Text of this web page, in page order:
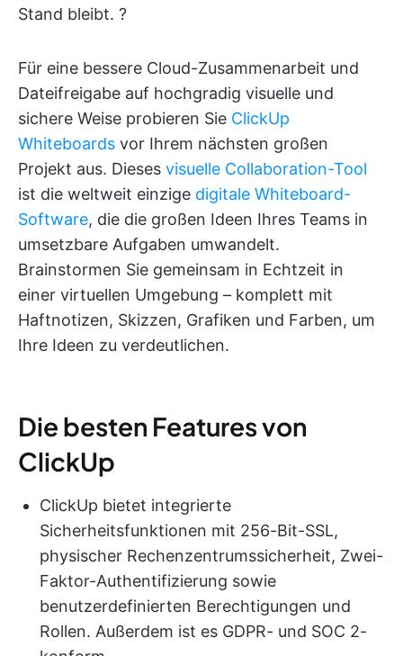
Stand bleibt. ?
Für eine bessere Cloud-Zusammenarbeit und
Dateifreigabe auf hochgradig visuelle und
sichere Weise probieren Sie ClickUp
Whiteboards vor Ihrem nächsten großen
Projekt aus. Dieses visuelle Collaboration-Tool
ist die weltweit einzige digitale Whiteboard-
Software, die die großen Ideen Ihres Teams in
umsetzbare Aufgaben umwandelt.
Brainstormen Sie gemeinsam in Echtzeit in
einer virtuellen Umgebung – komplett mit
Haftnotizen, Skizzen, Grafiken und Farben, um
Ihre Ideen zu verdeutlichen.
Die besten Features von
ClickUp
ClickUp bietet integrierte
Sicherheitsfunktionen mit 256-Bit-SSL,
physischer Rechenzentrumssicherheit, Zwei-
Faktor-Authentifizierung sowie
benutzerdefinierten Berechtigungen und
Rollen. Außerdem ist es GDPR- und SOC 2-